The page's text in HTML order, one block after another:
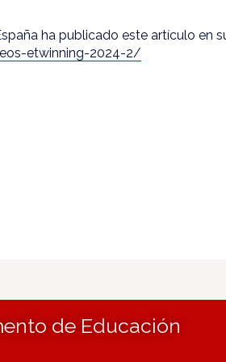
ha publicado este artículo en
etwinning-2024-2/
de Educación